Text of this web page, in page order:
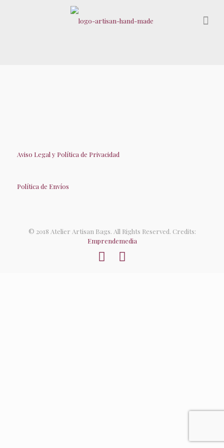
Aviso Legal y Política de Privacidad
Política de Envíos
© 2018 Atelier Artisan Bags. All Rights Reserved. Credits:
Emprendemedia